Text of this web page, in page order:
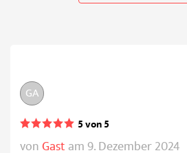
GA
5 von 5
vonGastam 9. Dezember 2024